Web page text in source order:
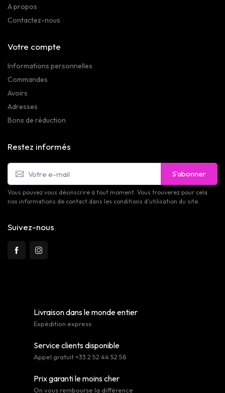
A propos
Contactez-nous
Votre compte
Informations personnelles
Commandes
Avoirs
Adresses
Bons de réduction
Restez informés
S’abonner
Vous pouvez vous désinscrire à tout moment. Vous trouverez pour cela
nos informations de contact dans les conditions d'utilisation du site.
Suivez-nous
Livraison dans le monde entier
Expédition express
Service clients disponible
Appel gratuit +33 2 52 44 52 58
Prix garanti le moins cher
On vous rembourse la différence